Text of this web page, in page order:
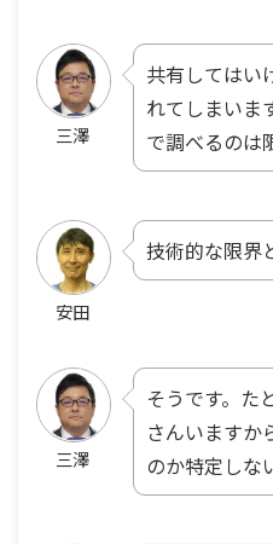
三澤
共有してはい
れてしまいま
で調べるのは
安田
技術的な限界
三澤
そうです。た
さんいますか
のか特定しな